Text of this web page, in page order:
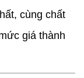
cùng chất
giá thành